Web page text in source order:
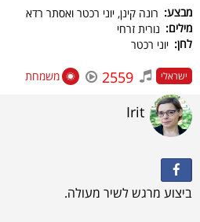
מבצע: רונה קינן, יוני רכטר ואסתר רדא
מילים: נורית זרחי
לחן: יוני רכטר
ישראלי 2559 משמחת
Irit
ביצוע מרגש לשיר מעולה.